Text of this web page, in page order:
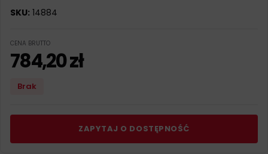
SKU: 14884
CENA BRUTTO
784,20zł
Brak
ZAPYTAJ O DOSTĘPNOŚĆ